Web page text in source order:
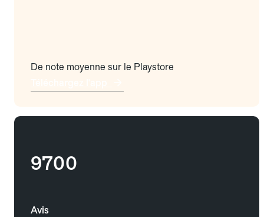
De note moyenne sur le Playstore
9700
Avis